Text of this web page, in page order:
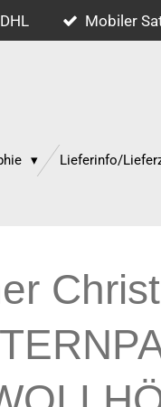
Mobiler
Lieferinfo/
Christ